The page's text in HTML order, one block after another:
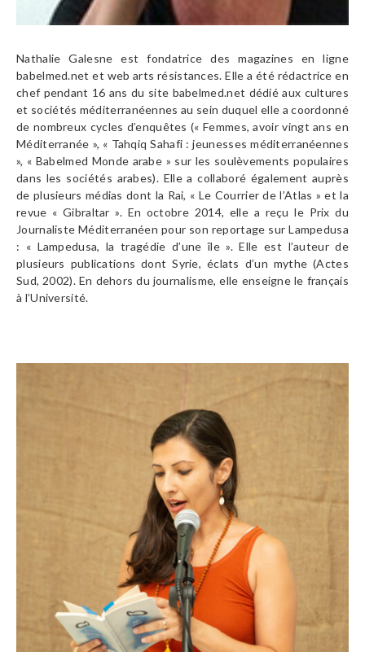
Nathalie Galesne est fondatrice des magazines en ligne
babelmed.net et web arts résistances. Elle a été rédactrice en
chef pendant 16 ans du site babelmed.net dédié aux cultures
et sociétés méditerranéennes au sein duquel elle a coordonné
de nombreux cycles d’enquêtes (« Femmes, avoir vingt ans en
Méditerranée », « Tahqiq Sahafi : jeunesses méditerranéennes
», « Babelmed Monde arabe » sur les soulèvements populaires
dans les sociétés arabes). Elle a collaboré également auprès
de plusieurs médias dont la Rai, « Le Courrier de l’Atlas » et la
revue « Gibraltar ». En octobre 2014, elle a reçu le Prix du
Journaliste Méditerranéen pour son reportage sur Lampedusa
: « Lampedusa, la tragédie d’une île ». Elle est l’auteur de
plusieurs publications dont Syrie, éclats d’un mythe (Actes
Sud, 2002). En dehors du journalisme, elle enseigne le français
à l’Université.